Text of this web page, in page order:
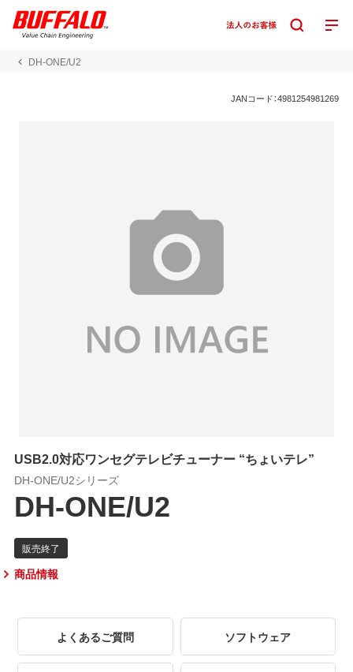
DH-ONE/U2
JANコード：4981254981269
USB2.0対応ワンセグテレビチューナー “ちょいテレ”
DH-ONE/U2シリーズ
DH-ONE/U2
商品情報
よくあるご質問 ソフトウェア